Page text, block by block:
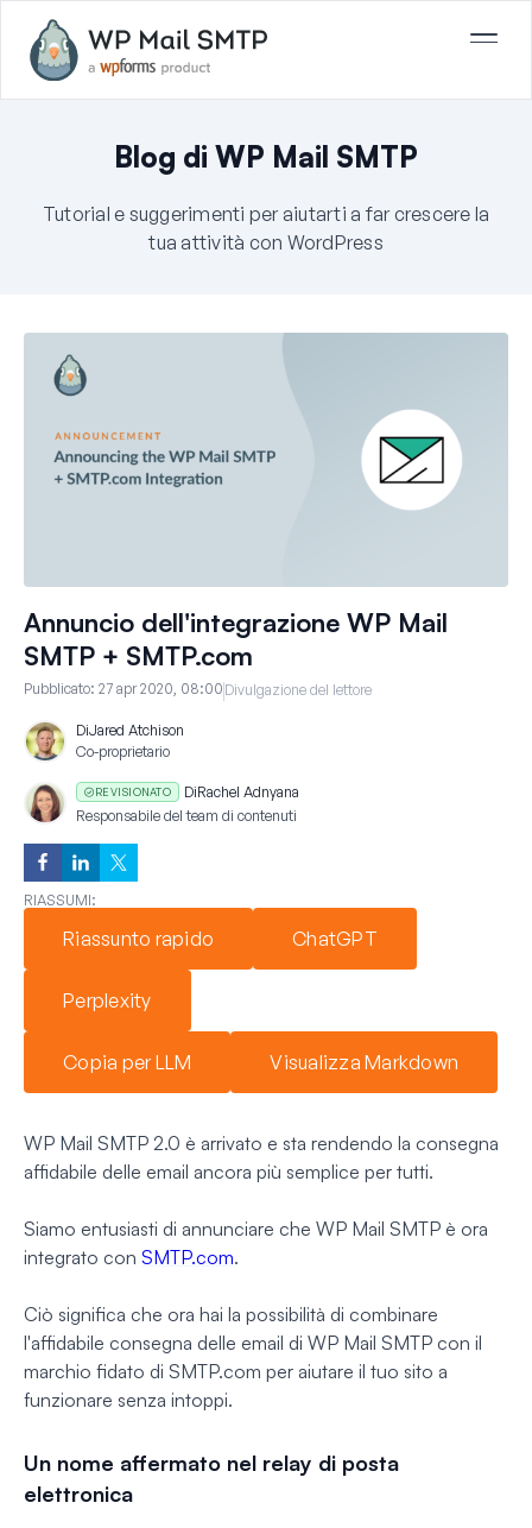
Blog di WP Mail SMTP
Tutorial e suggerimenti per aiutarti a far crescere la
tua attività con WordPress
Annuncio dell'integrazione WP Mail
SMTP + SMTP.com
Pubblicato: 27 apr 2020, 08:00 Divulgazione del lettore
DiJared Atchison
Co-proprietario
REVISIONATO DiRachel Adnyana
Responsabile del team di contenuti
RIASSUMI:
Riassunto rapido ChatGPT
Perplexity
Copia per LLM Visualizza Markdown
WP Mail SMTP 2.0 è arrivato e sta rendendo la consegna
affidabile delle email ancora più semplice per tutti.
Siamo entusiasti di annunciare che WP Mail SMTP è ora
integrato con SMTP.com.
Ciò significa che ora hai la possibilità di combinare
l'affidabile consegna delle email di WP Mail SMTP con il
marchio fidato di SMTP.com per aiutare il tuo sito a
funzionare senza intoppi.
Un nome affermato nel relay di posta
elettronica